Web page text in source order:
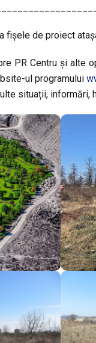
fișele de proiect
PR Centru și alte
ul programului
situații,